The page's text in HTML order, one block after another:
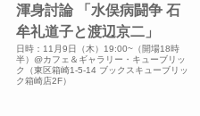
渾身討論 「水俣病闘争 石
牟礼道子と渡辺京二」
日時：11月9日（木）19:00~（開場18時
半）@カフェ＆ギャラリー・キューブリッ
ク（東区箱崎1-5-14 ブックスキューブリッ
ク箱崎店2F）